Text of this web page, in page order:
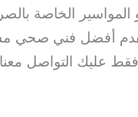
المواسير الخاصة
تقدم أفضل فني
فقط عليك التواصل